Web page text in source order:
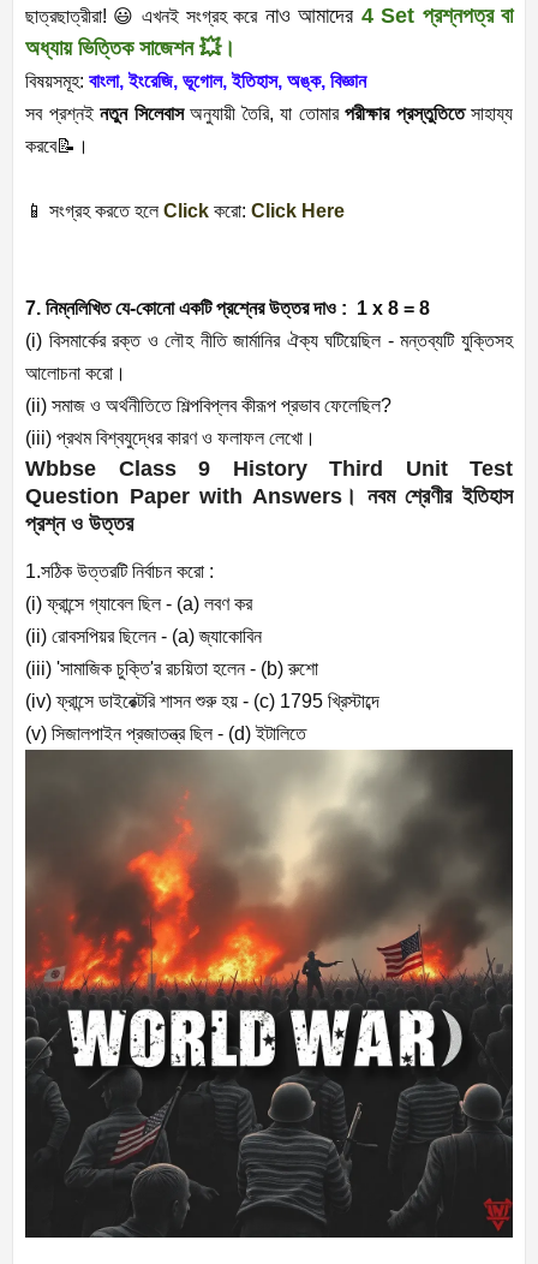
ছাত্রছাত্রীরা! 😃 এখনই সংগ্রহকরেনাও আমাদের 4 Set প্রশ্নপত্র বা
অধ্যায় ভিত্তিক সাজেশন 💥।
বিষয়সমূহ: বাংলা, ইংরেজি, ভূগোল, ইতিহাস, অঙ্ক, বিজ্ঞান
সব প্রশ্নই নতুন সিলেবাসঅনুযায়ী তৈরি, যা তোমার পরীক্ষার প্রস্তুতিতেসাহায্য
করবে📝।
📱 সংগ্রহ করতে হলেClick করো: Click Here
7. নিম্নলিখিত যে-কোনো একটি প্রশ্নের উত্তর দাও : 1 x 8 = 8
(i) বিসমার্কের রক্ত ও লৌহ নীতি জার্মানির ঐক্য ঘটিয়েছিল - মন্তব্যটি যুক্তিসহ
আলোচনা করো।
(ii) সমাজ ও অর্থনীতিতে শিল্পবিপ্লব কীরূপ প্রভাব ফেলেছিল?
(iii) প্রথম বিশ্বযুদ্ধের কারণ ও ফলাফল লেখো।
Wbbse Class 9 History Third Unit Test
Question Paper with Answers । নবম শ্রেণীর ইতিহাস
প্রশ্ন ও উত্তর
1.সঠিক উত্তরটি নির্বাচন করো :
(i)ফ্রান্সে গ্যাবেল ছিল - (a) লবণ কর
(ii) রোবসপিয়র ছিলেন - (a)জ্যাকোবিন
(iii) 'সামাজিক চুক্তি'র রচয়িতা হলেন - (b)রুশো
(iv)ফ্রান্সে ডাইরেক্টরি শাসন শুরু হয় - (c) 1795 খ্রিস্টাব্দে
(v) সিজালপাইন প্রজাতন্ত্র ছিল - (d)ইটালিতে